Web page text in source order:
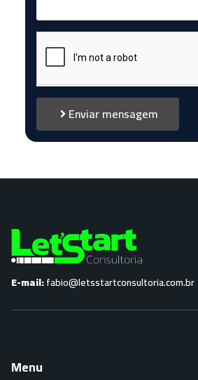
Enviar mensagem
E-mail:fabio@letsstartconsultoria.com.br
Menu